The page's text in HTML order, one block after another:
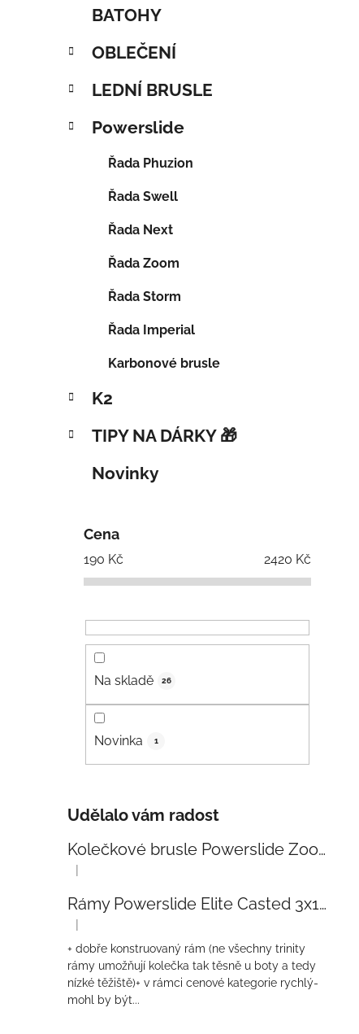
BATOHY
OBLEČENÍ
LEDNÍ BRUSLE
Powerslide
Řada Phuzion
Řada Swell
Řada Next
Řada Zoom
Řada Storm
Řada Imperial
Karbonové brusle
K2
TIPY NA DÁRKY 🎁
Novinky
Cena
190 Kč 2420 Kč
Na skladě 26
Novinka 1
Udělalo vám radost
Kolečkové brusle Powerslide Zoom Baby Blue 80
Hodnocení produktu je 5 z 5 hvězdiček.
|
Rámy Powerslide Elite Casted 3x110 Trinity 270mm
Hodnocení produktu je 4 z 5 hvězdiček.
|
+ dobře konstruovaný rám (ne všechny trinity
rámy umožňují kolečka tak těsně u boty a tedy
nízké těžiště)+ v rámci cenové kategorie rychlý-
mohl by být...